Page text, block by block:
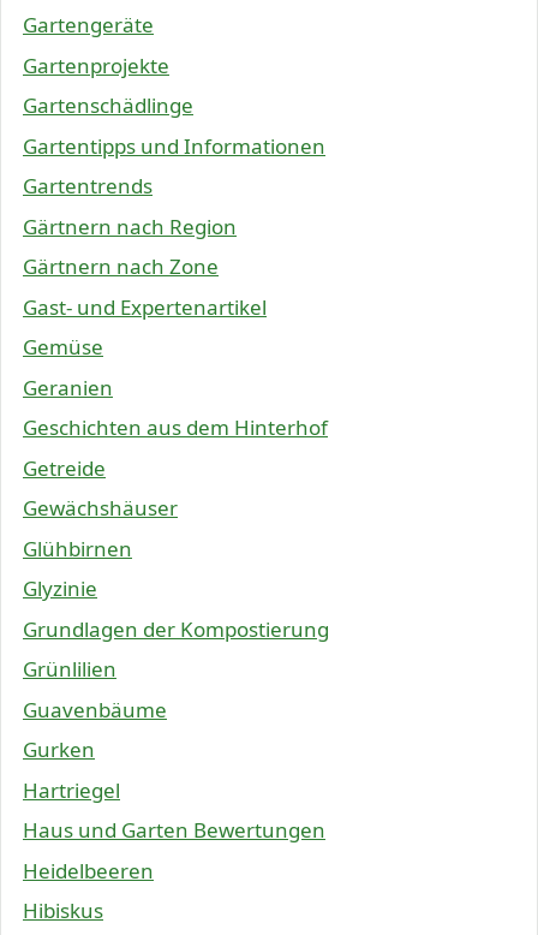
Gartengeräte
Gartenprojekte
Gartenschädlinge
Gartentipps und Informationen
Gartentrends
Gärtnern nach Region
Gärtnern nach Zone
Gast- und Expertenartikel
Gemüse
Geranien
Geschichten aus dem Hinterhof
Getreide
Gewächshäuser
Glühbirnen
Glyzinie
Grundlagen der Kompostierung
Grünlilien
Guavenbäume
Gurken
Hartriegel
Haus und Garten Bewertungen
Heidelbeeren
Hibiskus